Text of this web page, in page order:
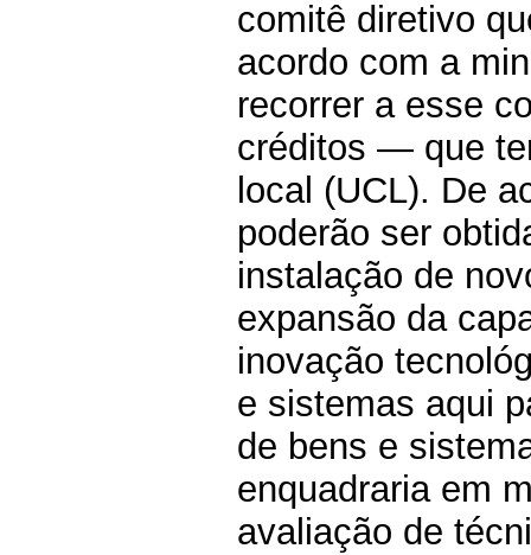
comitê diretivo
acordo com a
recorrer a esse
créditos — que
local (UCL). De
poderão ser
instalação de
expansão da
inovação
e sistemas aqui
de bens e
enquadraria em
avaliação de